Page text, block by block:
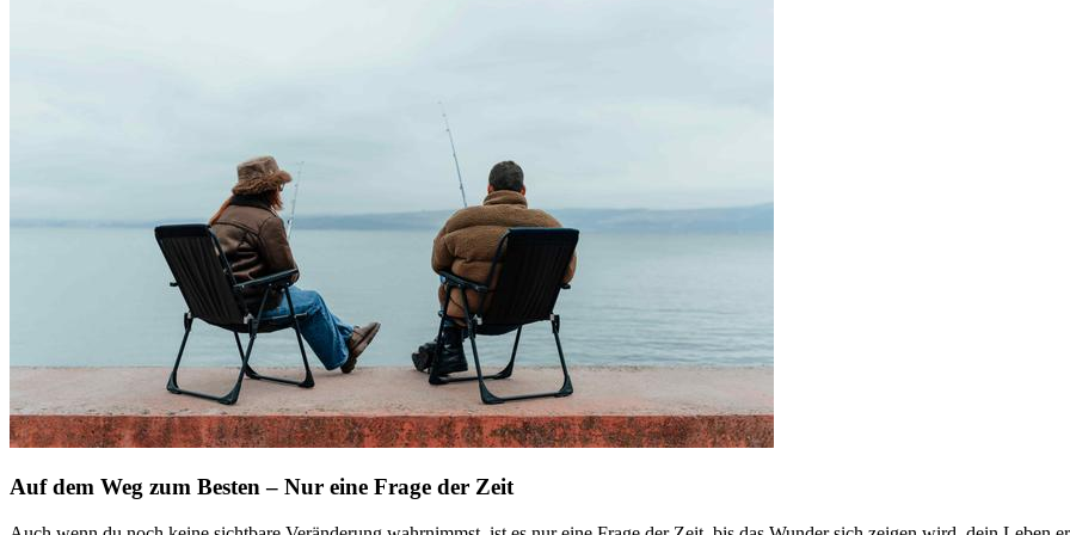
Auf dem Weg zum Besten – Nur eine Frage der Zeit